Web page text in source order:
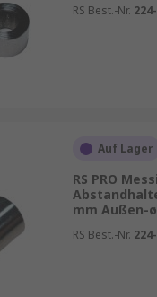
RS Best.-Nr.
Auf Lager
RS PRO
mm Außen-
RS Best.-Nr.